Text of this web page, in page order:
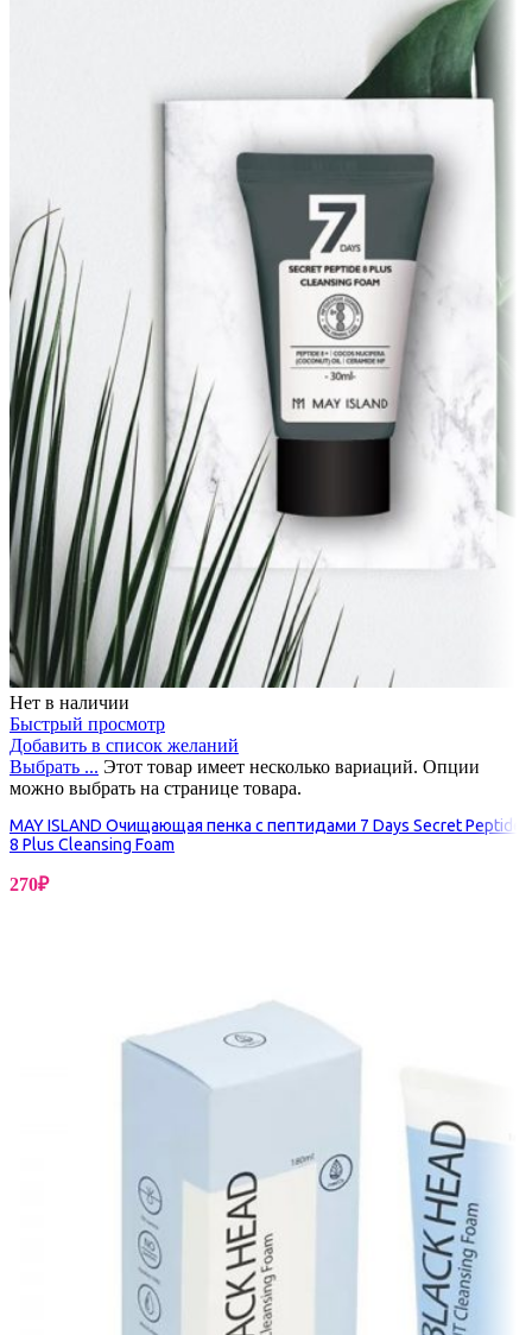
Нет в наличии
Быстрый просмотр
Добавить в список желаний
Выбрать ... Этот товар имеет несколько вариаций. Опции
можно выбрать на странице товара.
MAY ISLAND Очищающая пенка с пептидами 7 Days Secret Peptide
8 Plus Cleansing Foam
270₽